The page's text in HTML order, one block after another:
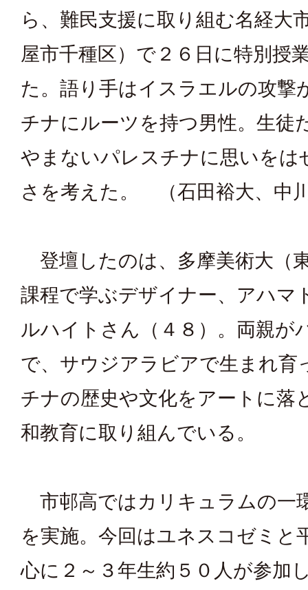
ら、難民支援に取り組む名経大
屋市千種区）で２６日に特別授
た。語り手はイスラエルの攻撃
チナにルーツを持つ男性。生徒
やまないパレスチナに思いをは
さを考えた。 （石田裕大、中
登壇したのは、多摩美術大（
課程で学ぶデザイナー、アハマ
ルハイトさん（４８）。両親が
で、サウジアラビアで生まれ育
チナの歴史や文化をアートに落
和教育に取り組んでいる。
市邨高ではカリキュラムの一
を実施。今回はユネスコゼミと
心に２～３年生約５０人が参加